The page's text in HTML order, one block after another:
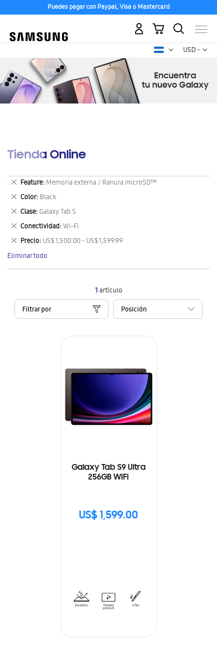
Puedes pagar con Paypal, Visa o Mastercard
USD -
dólar
Mi carrito
Tienda Online
1artículo
Filtrar por
Galaxy Tab S9 Ultra
256GB WIFI
US$ 1,599.00
Feature Memoria externa / Ranura microSD™
Eliminar
este
artículo
Color Black
Eliminar
este
artículo
Clase Galaxy Tab S
Eliminar
este
artículo
Conectividad Wi-Fi
Eliminar
este
artículo
Precio US$ 1,500.00 - US$ 1,599.99
Eliminar
este
artículo
Eliminar todo